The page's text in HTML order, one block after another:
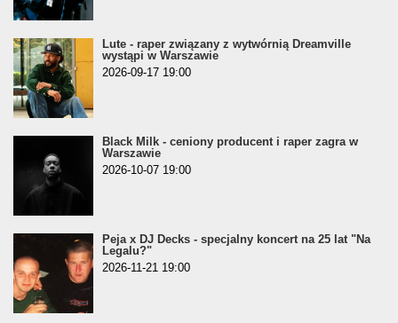
Lute - raper związany z wytwórnią Dreamville
wystąpi w Warszawie
2026-09-17 19:00
Black Milk - ceniony producent i raper zagra w
Warszawie
2026-10-07 19:00
Peja x DJ Decks - specjalny koncert na 25 lat "Na
Legalu?"
2026-11-21 19:00